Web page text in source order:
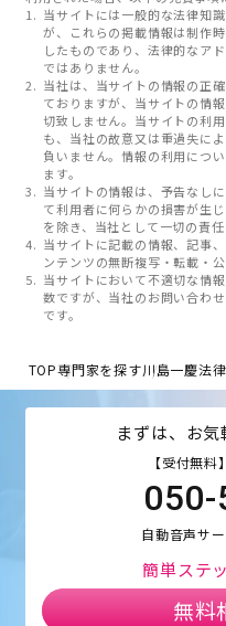
当サイトには一般的な法律知
が、これらの掲載情報は制作
したものであり、法律的なア
ではありません。
当社は、当サイトの情報の正
ておりますが、当サイトの情
切致しません。当サイトの利
も、当社の故意又は重過失に
負いません。情報の利用につ
ます。
当サイトの情報は、予告なし
て利用者に何らかの損害が生
を除き、当社として一切の責任
当サイトに記載の情報、記事
ンテンツの無断複写・転載・公
当サイトにおいて不適切な情
数ですが、当社のお問い合わ
です。
TOP専門家を探す川島一慶法
まずは、お
【受付無
自動音声サ
簡単ステ
無料